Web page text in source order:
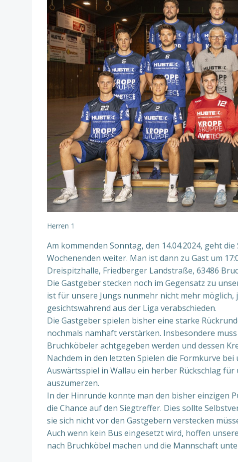
Herren 1
Am kommenden Sonntag, den 14.04.2024, geht
Wochenenden weiter. Man ist dann zu Gast um
Dreispitzhalle, Friedberger Landstraße, 63486
Die Gastgeber stecken noch im Gegensatz zu
ist für unsere Jungs nunmehr nicht mehr
gesichtswahrend aus der Liga verabschieden.
Die Gastgeber spielen bisher eine starke
nochmals namhaft verstärken. Insbesondere
Bruchköbeler achtgegeben werden und dessen
Nachdem in den letzten Spielen die Formkurve
Auswärtsspiel in Wallau ein herber Rückschlag
auszumerzen.
In der Hinrunde konnte man den bisher einzigen
die Chance auf den Siegtreffer. Dies sollte
sie sich nicht vor den Gastgebern verstecken
Auch wenn kein Bus eingesetzt wird, hoffen
nach Bruchköbel machen und die Mannschaft